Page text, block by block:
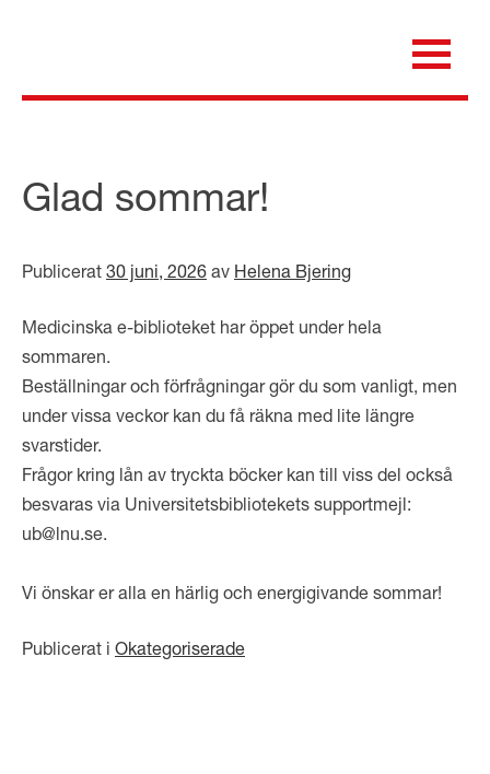
för dig som är anställd inom Region Kalmar län
Glad sommar!
Publicerat 30 juni, 2026 av Helena Bjering
Medicinska e-biblioteket har öppet under hela
sommaren.
Beställningar och förfrågningar gör du som vanligt, men
under vissa veckor kan du få räkna med lite längre
svarstider.
Frågor kring lån av tryckta böcker kan till viss del också
besvaras via Universitetsbibliotekets supportmejl:
ub@lnu.se.
Vi önskar er alla en härlig och energigivande sommar!
Publicerat i Okategoriserade